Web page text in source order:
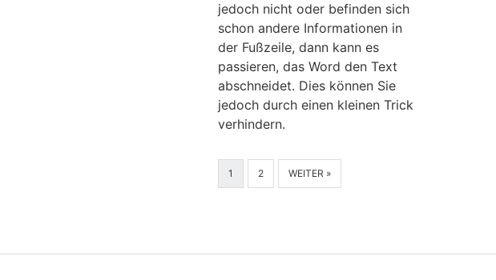
jedoch nicht oder befinden sich
schon andere Informationen in
der Fußzeile, dann kann es
passieren, das Word den Text
abschneidet. Dies können Sie
jedoch durch einen kleinen Trick
verhindern.
1 2 WEITER »